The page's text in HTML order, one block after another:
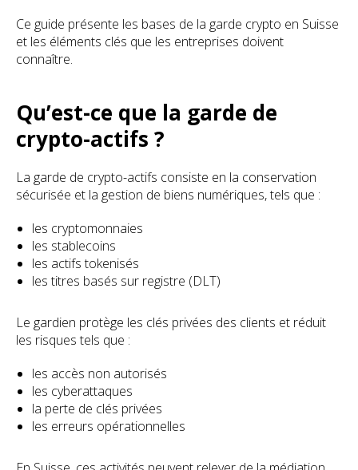
Ce guide présente les bases de la garde crypto en Suisse
et les éléments clés que les entreprises doivent
connaître.
Qu’est-ce que la garde de
crypto-actifs ?
La garde de crypto-actifs consiste en la conservation
sécurisée et la gestion de biens numériques, tels que :
les cryptomonnaies
les stablecoins
les actifs tokenisés
les titres basés sur registre (DLT)
Le gardien protège les clés privées des clients et réduit
les risques tels que :
les accès non autorisés
les cyberattaques
la perte de clés privées
les erreurs opérationnelles